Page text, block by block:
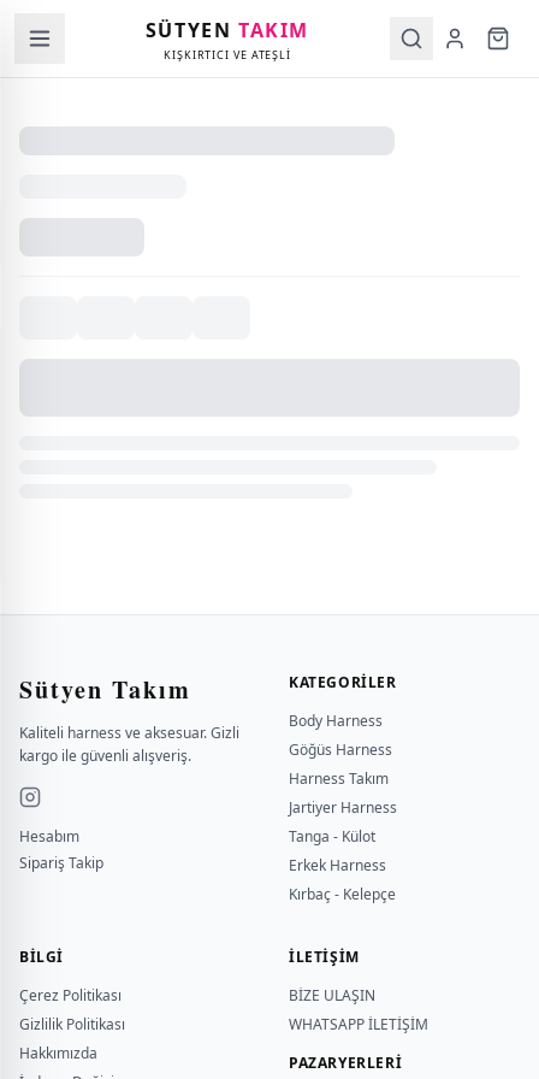
SÜTYENTAKIM
KIŞKIRTICI VE ATEŞLİ
Sütyen Takım
Kaliteli harness ve aksesuar. Gizli
kargo ile güvenli alışveriş.
Hesabım
Sipariş Takip
KATEGORILER
Body Harness
Göğüs Harness
Harness Takım
Jartiyer Harness
Tanga - Külot
Erkek Harness
Kırbaç - Kelepçe
BILGI
Çerez Politikası
Gizlilik Politikası
Hakkımızda
İLETİŞİM
BİZE ULAŞIN
WHATSAPP İLETİŞİM
PAZARYERLERİ